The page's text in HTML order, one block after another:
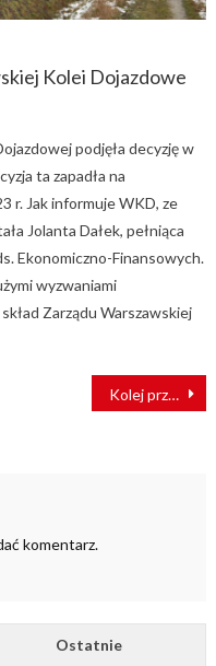
Kolei Dojazdowe
podjęła decyzję w
ta zapadła na
r. Jak informuje WKD, ze
Jolanta Dałek, pełniąca
Ekonomiczno-Finansowych.
wyzwaniami
Zarządu Warszawskiej
Kolej przepłaca za dostęp do infrastruktury
komentarz.
Ostatnie